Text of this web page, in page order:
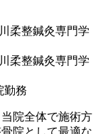
柔整鍼灸専門学
柔整鍼灸専門学
勤務
院全体で施術方